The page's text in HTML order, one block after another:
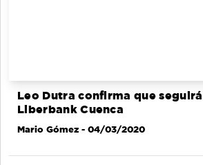
Leo Dutra confirma que
Liberbank Cuenca
Mario Gómez - 04/03/2020